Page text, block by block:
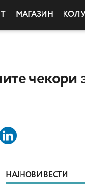
МАГАЗИН
чекори
НАЈНОВИ ВЕСТИ